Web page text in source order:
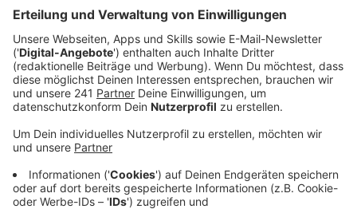
Zutaten für ca. 4 Portionen:
Anzeige
Olivenöl
Zwiebeln